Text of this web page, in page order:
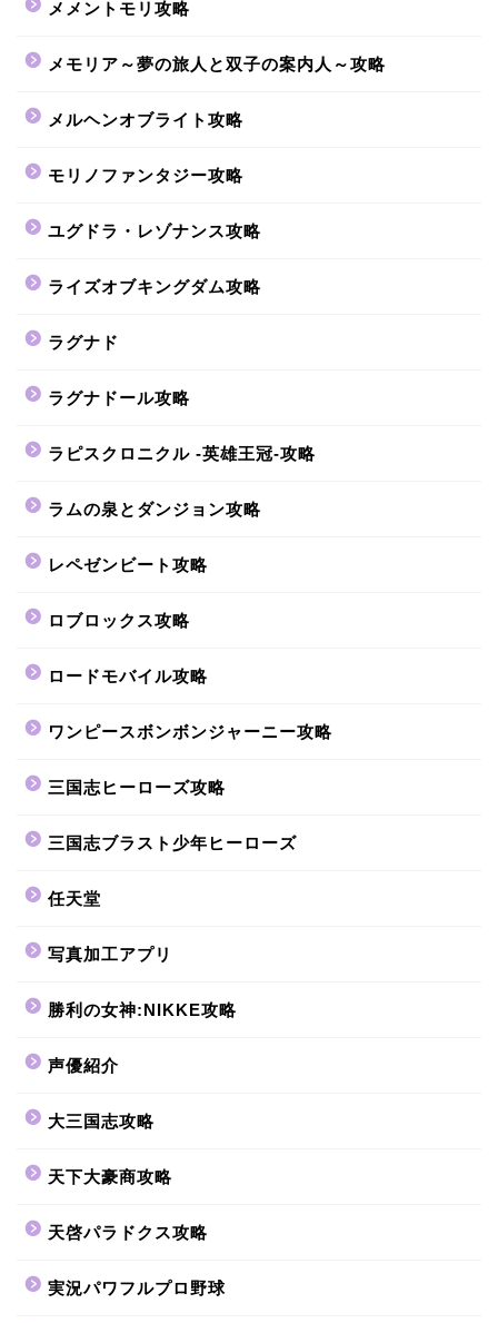
メメントモリ攻略
メモリア～夢の旅人と双子の案内人～攻略
メルヘンオブライト攻略
モリノファンタジー攻略
ユグドラ・レゾナンス攻略
ライズオブキングダム攻略
ラグナド
ラグナドール攻略
ラピスクロニクル -英雄王冠-攻略
ラムの泉とダンジョン攻略
レペゼンビート攻略
ロブロックス攻略
ロードモバイル攻略
ワンピースボンボンジャーニー攻略
三国志ヒーローズ攻略
三国志ブラスト少年ヒーローズ
任天堂
写真加工アプリ
勝利の女神:NIKKE攻略
声優紹介
大三国志攻略
天下大豪商攻略
天啓パラドクス攻略
実況パワフルプロ野球